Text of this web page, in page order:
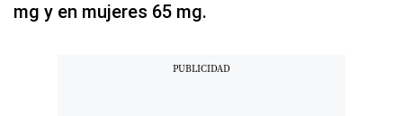
mg y en mujeres 65 mg.